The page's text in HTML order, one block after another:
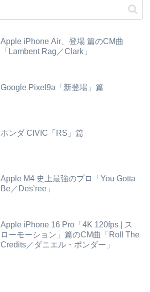
Apple iPhone Air、登場 篇のCM曲
「Lambent Rag／Clark」
Google Pixel9a「新登場」篇
ホンダ CIVIC「RS」篇
Apple M4 史上最強のプロ「You Gotta
Be／Des’ree」
Apple iPhone 16 Pro「4K 120fps | ス
ローモーション」篇のCM曲「Roll The
Credits／ダニエル・ポンダー」